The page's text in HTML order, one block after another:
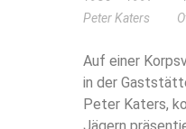
Peter Katers
Auf einer
in der
Peter Katers,